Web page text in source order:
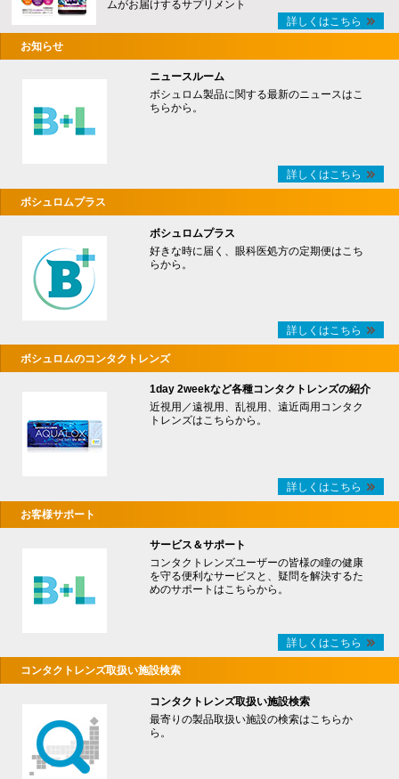
ムがお届けするサプリメント
詳しくはこちら
お知らせ
ニュースルーム
ボシュロム製品に関する最新のニュースはこ
ちらから。
詳しくはこちら
ボシュロムプラス
ボシュロムプラス
好きな時に届く、眼科医処方の定期便はこち
らから。
詳しくはこちら
ボシュロムのコンタクトレンズ
1day 2weekなど各種コンタクトレンズの紹介
近視用／遠視用、乱視用、遠近両用コンタク
トレンズはこちらから。
詳しくはこちら
お客様サポート
サービス＆サポート
コンタクトレンズユーザーの皆様の瞳の健康
を守る便利なサービスと、疑問を解決するた
めのサポートはこちらから。
詳しくはこちら
コンタクトレンズ取扱い施設検索
コンタクトレンズ取扱い施設検索
最寄りの製品取扱い施設の検索はこちらか
ら。